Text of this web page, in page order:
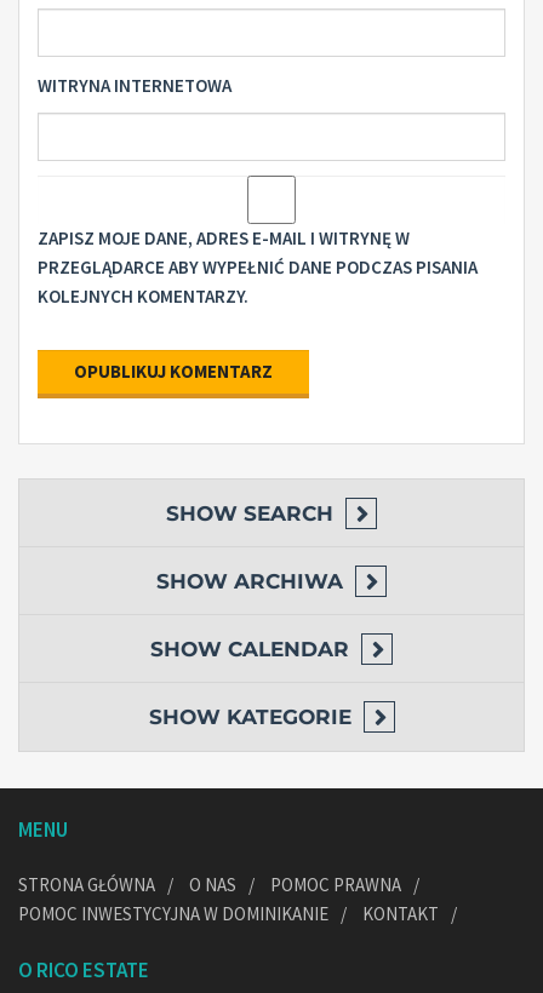
WITRYNA INTERNETOWA
ZAPISZ MOJE DANE, ADRES E-MAIL I WITRYNĘ W
PRZEGLĄDARCE ABY WYPEŁNIĆ DANE PODCZAS PISANIA
KOLEJNYCH KOMENTARZY.
SHOW SEARCH
SHOW ARCHIWA
SHOW CALENDAR
SHOW KATEGORIE
MENU
STRONA GŁÓWNA O NAS
POMOC PRAWNA
POMOC INWESTYCYJNA W DOMINIKANIE
KONTAKT
O RICO ESTATE